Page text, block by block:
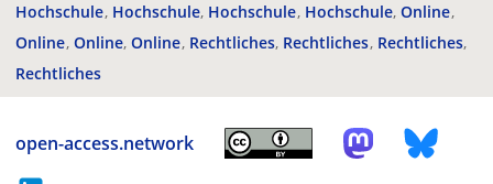
Hochschule Hochschule Hochschule Hochschule Online
Online Online Online Rechtliches Rechtliches Rechtliches
Rechtliches
open-access.network